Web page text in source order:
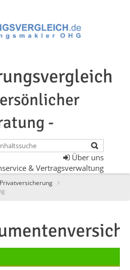
-
Über uns
& Vertragsverwaltung
Privatversicherung